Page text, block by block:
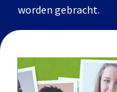
worden gebracht.